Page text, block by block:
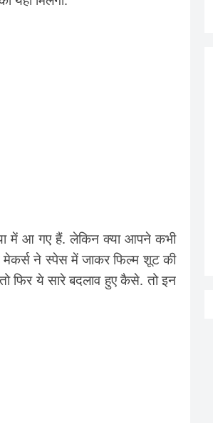
में आ गए हैं. लेकिन क्या आपने कभी
मेकर्स ने स्पेस में जाकर फिल्म शूट की
फिर ये सारे बदलाव हुए कैसे. तो इन